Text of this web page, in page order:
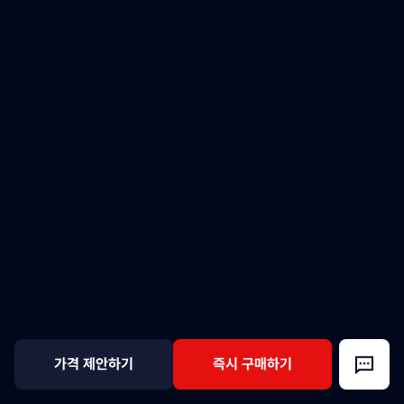
가격 제안하기 즉시 구매하기